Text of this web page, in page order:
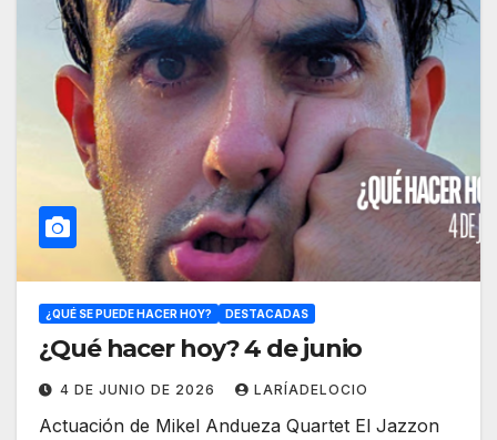
¿QUÉ SE PUEDE HACER HOY? DESTACADAS
¿Qué hacer hoy? 4 de junio
4 DE JUNIO DE 2026 LARÍADELOCIO
Actuación de Mikel Andueza Quartet El Jazzon